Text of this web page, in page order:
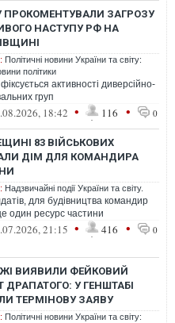
ПРОКОМЕНТУВАЛИ ЗАГРОЗУ
НАСТУПУ РФ НА
Політичні новини України та світу:
політики
активності диверсійно-
груп
18:42 • 116 • 0
83 ВІЙСЬКОВИХ
ДІМ ДЛЯ КОМАНДИРА
Надзвичайні події України та світу.
для будівництва командир
один ресурс частини
21:15 • 416 • 0
ВИЯВИЛИ ФЕЙКОВИЙ
ДРАПАТОГО: У ГЕНШТАБІ
ТЕРМІНОВУ ЗАЯВУ
Політичні новини України та світу: